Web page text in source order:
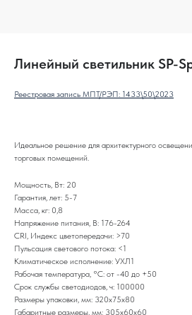
Линейный светильник SP-
Реестровая запись МПТ/РЭП: 1433\50\2023
Идеальное решение для архитектурного
торговых помещений.
Мощность, Вт: 20
Гарантия, лет: 5-7
Масса, кг: 0,8
Напряжение питания, В: 176-264
CRI, Индекс цветопередачи: >70
Пульсация светового потока: <1
Климатическое исполнение: УХЛ1
Рабочая температура, °С: от -40 до +50
Срок службы светодиодов, ч: 100000
Размеры упаковки, мм: 320х75х80
Габаритные размеры, мм: 305х60х60